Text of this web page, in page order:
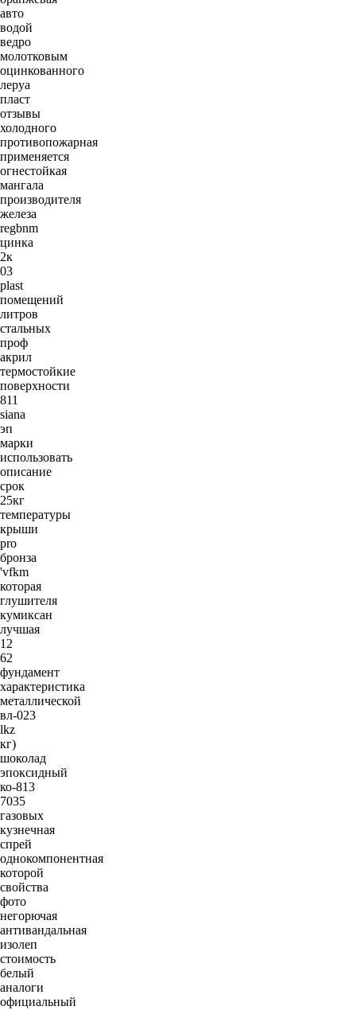
авто
водой
ведро
молотковым
оцинкованного
леруа
пласт
отзывы
холодного
противопожарная
применяется
огнестойкая
мангала
производителя
железа
regbnm
цинка
2к
03
plast
помещений
литров
стальных
проф
акрил
термостойкие
поверхности
811
siana
эп
марки
использовать
описание
срок
25кг
температуры
крыши
pro
бронза
'vfkm
которая
глушителя
кумиксан
лучшая
12
62
фундамент
характеристика
металлической
вл-023
lkz
кг)
шоколад
эпоксидный
ко-813
7035
газовых
кузнечная
спрей
однокомпонентная
которой
свойства
фото
негорючая
антивандальная
изолеп
стоимость
белый
аналоги
официальный